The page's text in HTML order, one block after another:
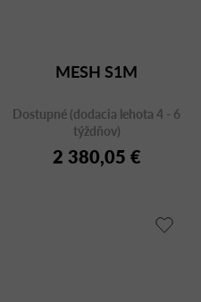
MESH S1M
Dostupné (dodacia lehota 4 - 6
týždňov)
2 380,05 €